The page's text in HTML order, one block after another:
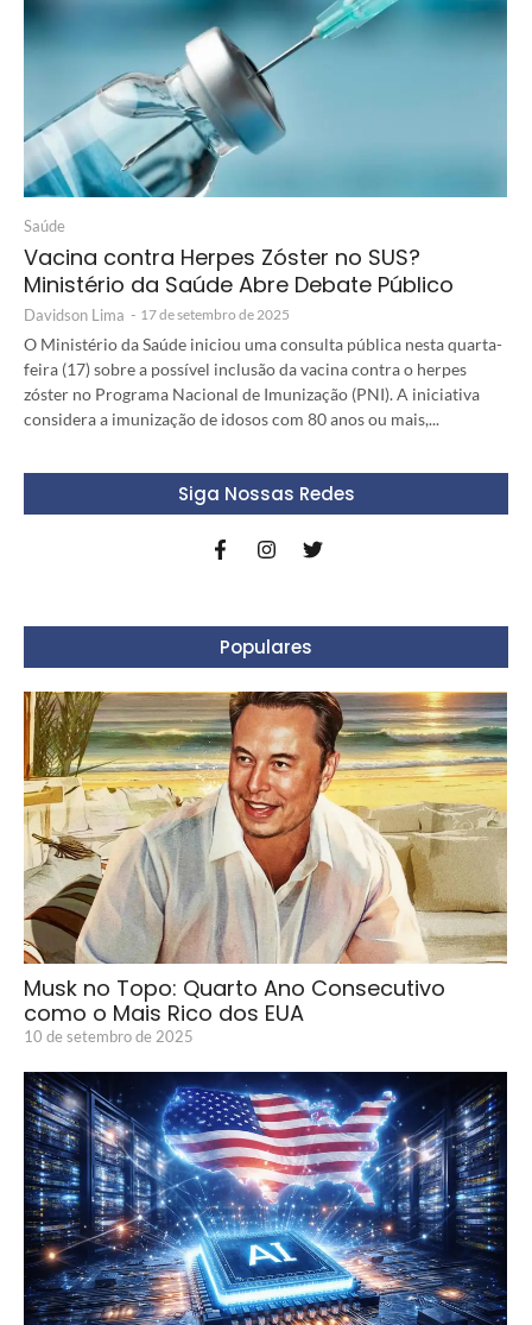
Saúde
Vacina contra Herpes Zóster no SUS?
Ministério da Saúde Abre Debate Público
Davidson Lima - 17 de setembro de 2025
O Ministério da Saúde iniciou uma consulta pública nesta quarta-
feira (17) sobre a possível inclusão da vacina contra o herpes
zóster no Programa Nacional de Imunização (PNI). A iniciativa
considera a imunização de idosos com 80 anos ou mais,...
Siga Nossas Redes
Populares
Musk no Topo: Quarto Ano Consecutivo
como o Mais Rico dos EUA
10 de setembro de 2025